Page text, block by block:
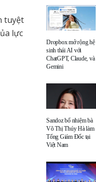
tuyệt
lực
Dropbox mở rộng hệ
sinh thái AI với
ChatGPT, Claude, và
Gemini
Sandoz bổ nhiệm bà
Võ Thị Thúy Hà làm
Tổng Giám Đốc tại
Việt Nam